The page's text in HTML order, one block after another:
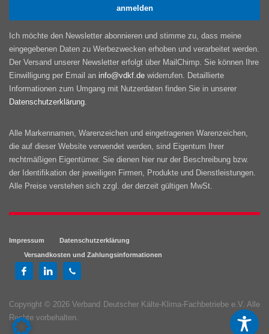
Ich möchte den Newsletter abonnieren und stimme zu, dass meine
eingegebenen Daten zu Werbezwecken erhoben und verarbeitet werden.
Der Versand unserer Newsletter erfolgt über MailChimp. Sie können Ihre
Einwilligung per Email an info@vdkf.de widerrufen. Detaillierte
Informationen zum Umgang mit Nutzerdaten finden Sie in unserer
Datenschutzerklärung
Alle Markennamen, Warenzeichen und eingetragenen Warenzeichen,
die auf dieser Website verwendet werden, sind Eigentum Ihrer
rechtmäßigen Eigentümer. Sie dienen hier nur der Beschreibung bzw.
der Identifikation der jeweiligen Firmen, Produkte und Dienstleistungen.
Alle Preise verstehen sich zzgl. der derzeit gültigen MwSt.
Impressum
Datenschutzerklärung
Versandkosten und Zahlungsinformationen
Copyright © 2026 Verband Deutscher Kälte-Klima-Fachbetriebe e.V. Alle
Rechte vorbehalten.